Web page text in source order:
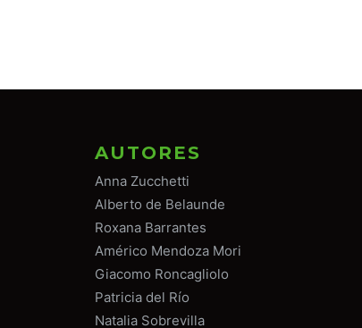
AUTORES
Anna Zucchetti
Alberto de Belaunde
Roxana Barrantes
Américo Mendoza Mori
Giacomo Roncagliolo
Patricia del Río
Natalia Sobrevilla